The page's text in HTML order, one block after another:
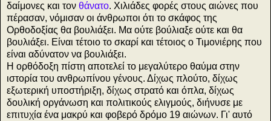
δαίμονες και τον θάνατο. Χιλιάδες φορές στους αιώνες που
πέρασαν, νόμισαν οι άνθρωποι ότι το σκάφος της
Ορθοδοξίας θα βουλιάξει. Μα ούτε βούλιαξε ούτε και θα
βουλιάξει. Είναι τέτοιο το σκαρί και τέτοιος ο Τιμονιέρης που
είναι αδύνατον να βουλιάξει.
Η ορθόδοξη πίστη αποτελεί το μεγαλύτερο θαύμα στην
ιστορία του ανθρωπίνου γένους. Δίχως πλούτο, δίχως
εξωτερική υποστήριξη, δίχως στρατό και όπλα, δίχως
δουλική οργάνωση και πολιτικούς ελιγμούς, διήνυσε με
επιτυχία ένα μακρύ και φοβερό δρόμο 19 αιώνων. Γι' αυτό